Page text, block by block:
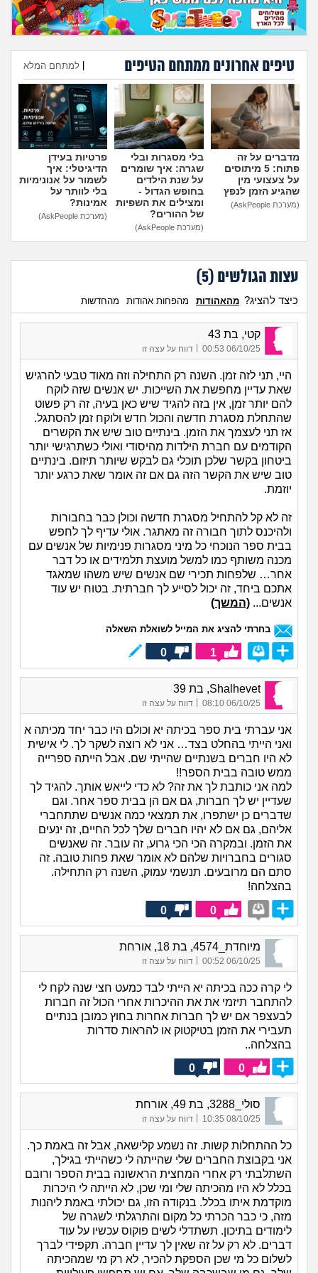
טיפים אחרונים ממתחם הטיפים למתחם המלא
הוספת טיפ
מדברים על זה
פתוח: 5 מיתוסים
על צעצועי מין
שהגיע הזמן לנפץ
(מערכת AskPeople)
בלי מסגרות ובלי
שגרה: איך שומרים
על שנת הילדים
בחופש הגדול -
ומצילים את השפיות
של ההורים?
(מערכת AskPeople)
פרטיות בעידן
הדיגיטלי: איך
לשמור על אנונימיות
בלי לוותר על
אמינות?
(מערכת AskPeople)
עצות הגולשים (5
)
כיצד להציג? מהאהודות מהפחות אהודות מהחדשות
קטי, בת 43
06/10/25 00:53 דווח על עצה זו
היי, תני לזה זמן. השנה רק התחילה וזה מאוד טבעי להרגיש
שאת עדיין מחפשת את השייכות. יש אנשים שזה לוקח
להם יותר זמן, אין בזה להגיד שיש כאן בעיה, זה רק פשוט
שהתחלת מסגרת חדשה והכול חדש ולוקח זמן להסתגל.
אז תני לעצמך את הזמן. בינתיים טוב שיש את הקשרים
הקודמים עם חברת הילדות מהיסודי ואולי כשתרגישי יותר
ביטחון בקשר שלכן תוכלי גם לבקש שיותר תיזום. בינתיים
טוב שיש את הקשר הזה גם אם זה אומר שאת כרגע יותר
יוזמת.
זה לא קל להתחיל מסגרת חדשה וכולן כבר בחבורות
ולהיכנס לתוך חבורה זה מאתגר. אולי עדיף לך לחפש
בבית ספר הנוכחי כל מיני מסגרות פנימיות של אנשים עם
מכנה משותף כמו למשל מועצת תלמידים או כל דבר
אחר… שלפחות תכירי שם אנשים שיש משהו שמאגד
אתכם ביחד, זה יכול לסייע לך חברתית. בטוח יש עוד
אנשים... (המשך)
בחרתי להציג את המייל לשואלת השאלה
1
0
Shalhevet, בת 39
06/10/25 08:10 דווח על עצה זו
אני עברתי בית ספר בכיתה יא וכולם היו כבר יחד מכיתה א
ואני הייתי בהחלט בצד… אני לא רוצה לשקר לך. לי אישית
לא היו חברים בשנתיים שהייתי שם. אבל הייתה ספרייה
ממש טובה בבית הספר!!
למה אני כותבת לך את זה? לא כדי לייאש אותך. להגיד לך
שעדיין יש לך חברות, גם אם הן בבית ספר אחר. וגם
שדברים כן ישתפרו, את תמצאי כמה אנשים שתתחברי
אליהם, גם אם לא יהיו חברים שלך לכל החיים, זה ינעים
את הזמן. ובמקרה הכי הכי גרוע, זה עובר. זה שאנשים
סגורים בחברויות שלהם לא אומר שאת פחות טובה. זה
סתם הם מרובעים. תנשמי עמוק, השנה רק התחילה.
בהצלחה!
0
0
מיוחדת_4574, בת 18, אורחת
06/10/25 00:52
| דווח על עצה זו
לי קרה ככה בכיתה יא הייתי לבד כמעט חצי שנה לקח לי
להתחבר תיזמי את את ההיכרות אחרי הכול זה חברות
לבעצפר אם יש לך חברות אחרות בחוץ כמובן בנתיים
תעבירי את הזמן בטיקטוק או להראות סדרות
בהצלחה..
0
0
סולי_3288, בת 49, אורחת
08/10/25 10:35
| דווח על עצה זו
כל ההתחלות קשות. זה נשמע קלישאה, אבל זה באמת כך.
אני בקבוצת החברים שלי שהייתה לי כשהייתי בגילך,
השתלבתי רק אחרי המחצית הראשונה בבית הספר ורובם
בכלל לא היו מהכיתה שלי ומי שכן, לא הייתה לי היכרות
מוקדמת איתו בכלל. בנקודה הזו, גם יכולתי באמת ליהנות
מזה, כי כבר הכרתי כל מקום והתרגלתי לשגרה של
לימודים בתיכון. תשתדלי לשים פוקוס עכשיו על עוד
דברים. לא רק על זה שאין לך עדיין חברה. תקפידי לברך
לשלום כל מי שכן הספקת להכיר, לא רק מי שמהכיתה